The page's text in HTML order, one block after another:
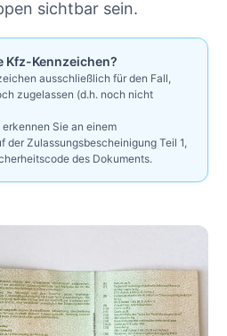
sichtbar sein.
Kfz-Kennzeichen?
ausschließlich für den Fall,
zugelassen (d.h. noch nicht
Sie an einem
der Zulassungsbescheinigung Teil 1,
des Dokuments.